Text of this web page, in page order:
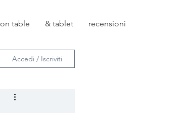
on table & tablet recensioni
Accedi / Iscriviti